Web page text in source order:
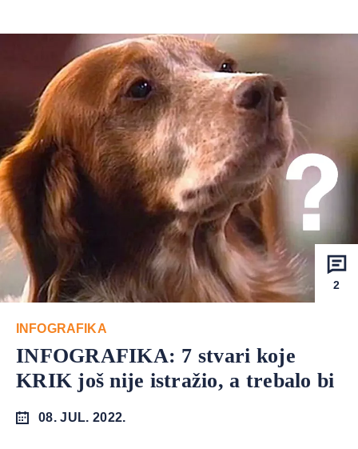
2
INFOGRAFIKA
INFOGRAFIKA: 7 stvari koje
KRIK još nije istražio, a trebalo bi
08. JUL. 2022.